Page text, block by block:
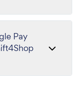
Pay